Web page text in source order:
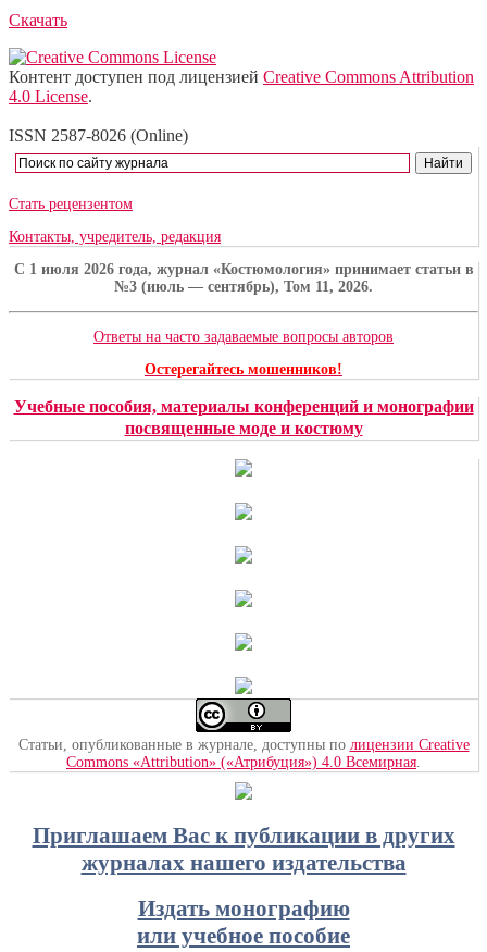
Скачать
Контент доступен под лицензией Creative Commons Attribution
4.0 License.
ISSN 2587-8026 (Online)
Стать рецензентом
Контакты, учредитель, редакция
C 1 июля 2026 года, журнал «Костюмология» принимает статьи в
№3 (июль — сентябрь), Том 11, 2026.
Ответы на часто задаваемые вопросы авторов
Остерегайтесь мошенников!
Учебные пособия, материалы конференций и монографии
посвященные моде и костюму
Статьи, опубликованные в журнале, доступны по лицензии Creative
Commons «Attribution» («Атрибуция») 4.0 Всемирная
Приглашаем Вас к публикации в других
журналах нашего издательства
Издать монографию
или учебное пособие